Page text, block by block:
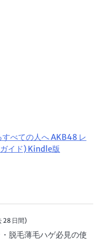
べての人へ AKB48 レ
イド) Kindle版
28 日間)
脱毛薄毛ハゲ必見の使